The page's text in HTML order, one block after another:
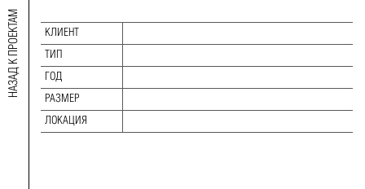
НАЗАД К ПРОЕКТАМ АРХИТЕКТОР
ТИП:
ГОД:
РАЗМЕР:
ЛОКАЦИЯ:
КЛИЕНТ
ТИП
ГОД
РАЗМЕР
ЛОКАЦИЯ